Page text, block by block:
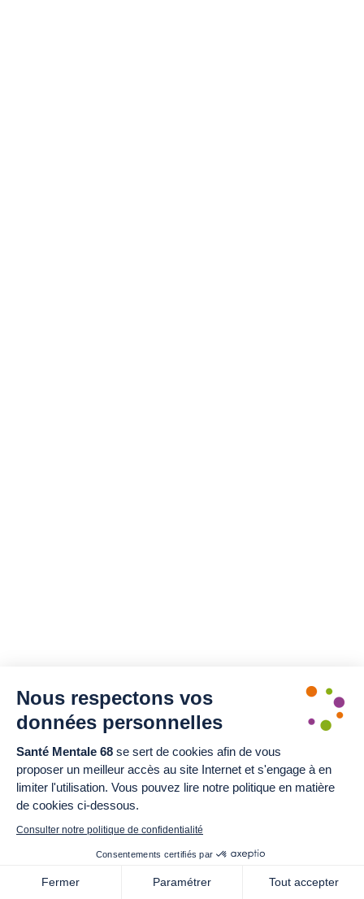
Nous respectons vos
données personnelles
Santé Mentale 68 se sert de cookies afin de vous
proposer un meilleur accès au site Internet et s'engage à en
limiter l'utilisation. Vous pouvez lire notre politique en matière
de cookies ci-dessous.
Consulter notre politique de confidentialité
Consentements certifiés par
Fermer Paramétrer Tout accepter